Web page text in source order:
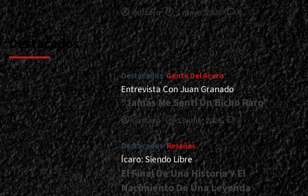
Gustavo 1 mayo, 2026 0
Destacados
Destacados Gente Del Acero
Entrevista Con Juan Granado
“Jamás Me Sentí Un Bicho Raro”
Gustavo 13 julio, 2026 0
Destacados Reseñas
Ícaro: Siendo Libre
El Final De Una Historia Y El
Nacimiento De Una Leyenda